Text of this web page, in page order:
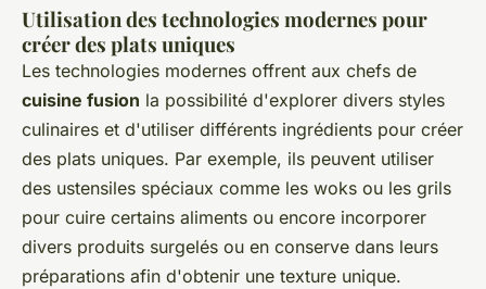
Utilisation des technologies modernes pour
créer des plats uniques
Les technologies modernes offrent aux chefs de
cuisine fusion la possibilité d'explorer divers styles
culinaires et d'utiliser différents ingrédients pour créer
des plats uniques. Par exemple, ils peuvent utiliser
des ustensiles spéciaux comme les woks ou les grils
pour cuire certains aliments ou encore incorporer
divers produits surgelés ou en conserve dans leurs
préparations afin d'obtenir une texture unique.